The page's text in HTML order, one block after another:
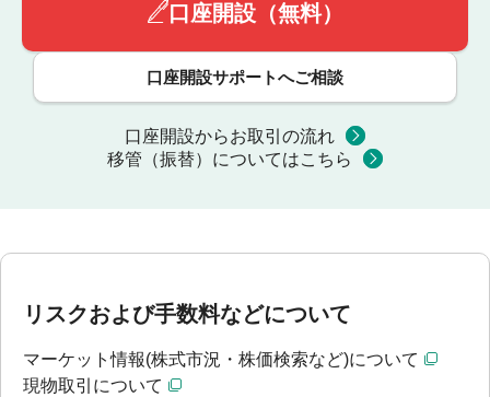
口座開設（無料）
口座開設サポートへご相談
口座開設からお取引の流れ
移管（振替）についてはこちら
リスクおよび手数料などについて
マーケット情報(株式市況・株価検索など)について
現物取引について